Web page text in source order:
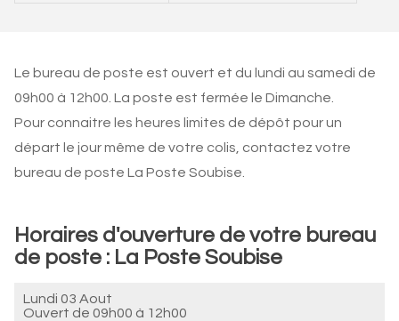
Le bureau de poste est ouvert et du lundi au samedi de
09h00 à 12h00. La poste est fermée le Dimanche.
Pour connaitre les heures limites de dépôt pour un
départ le jour même de votre colis, contactez votre
bureau de poste La Poste Soubise.
Horaires d'ouverture de votre bureau
de poste : La Poste Soubise
Lundi 03 Aout
Ouvert de 09h00 à 12h00